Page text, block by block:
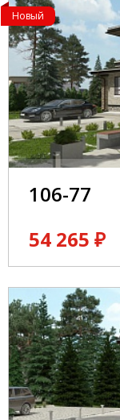
Новый
106-77
54 265 ₽